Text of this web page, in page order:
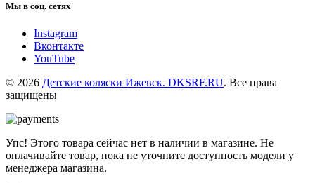
Мы в соц. сетях
Instagram
Вконтакте
YouTube
© 2026 Детские коляски Ижевск. DKSRF.RU. Все права
защищены
Упс! Этого товара сейчас нет в наличии в магазине. Не
оплачивайте товар, пока не уточните доступность модели у
менеджера магазина.